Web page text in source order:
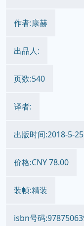
作者:康赫
出品人:
页数:540
译者:
出版时间:2018-5-25
价格:CNY 78.00
装帧:精装
isbn号码